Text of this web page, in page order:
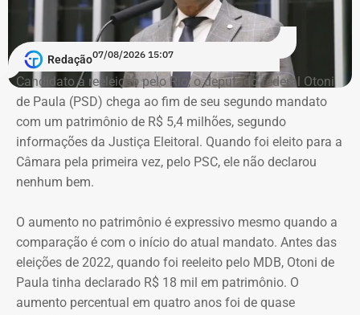
Governo do estado emitiu nota de pesar
Em nota, o governador em exercício do Rio, Ricardo Couto,
manifestou solidariedade aos familiares e amigos do
economista.
“O Brasil perde um dos grandes nomes da economia e da
formulação de políticas públicas voltadas ao
desenvolvimento. Tito Bruno Ryff deixa um legado construído
público, à vida acadêmica e ao fortalecimento do ambiente de
negócios, com importantes contribuições para o Estado do
Rio de Janeiro e para o país. Sua atuação foi marcada pelo
compromisso com a modernização da gestão pública, a
simplificação de processos e a promoção do
Redação07/08/2026 15:07
Candidato à reeleição pelo Rio, o deputado federal Otoni
de Paula (PSD) chega ao fim de seu segundo mandato
com um patrimônio de R$ 5,4 milhões, segundo
informações da Justiça Eleitoral. Quando foi eleito para a
Câmara pela primeira vez, pelo PSC, ele não declarou
nenhum bem.
O aumento no patrimônio é expressivo mesmo quando a
comparação é com o início do atual mandato. Antes das
eleições de 2022, quando foi reeleito pelo MDB, Otoni de
Paula tinha declarado R$ 18 mil em patrimônio. O
aumento percentual em quatro anos foi de quase